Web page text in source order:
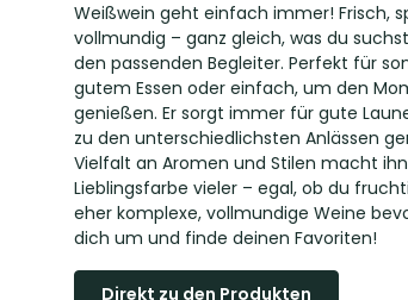
Weißwein geht einfach immer! Frisch,
vollmundig – ganz gleich, was du
den passenden Begleiter. Perfekt für
gutem Essen oder einfach, um den
genießen. Er sorgt immer für gute
zu den unterschiedlichsten Anlässen
Vielfalt an Aromen und Stilen macht
Lieblingsfarbe vieler – egal, ob du
eher komplexe, vollmundige Weine
dich um und finde deinen Favoriten!
Direkt zu den Produkten